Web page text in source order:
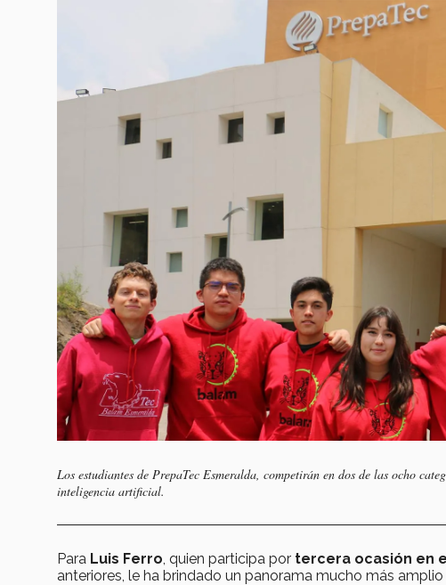
Los estudiantes de PrepaTec Esmeralda, competirán en dos de las ocho
inteligencia artificial.
Para Luis Ferro , quien participa por tercera ocasión en
anteriores, le ha brindado un panorama mucho más